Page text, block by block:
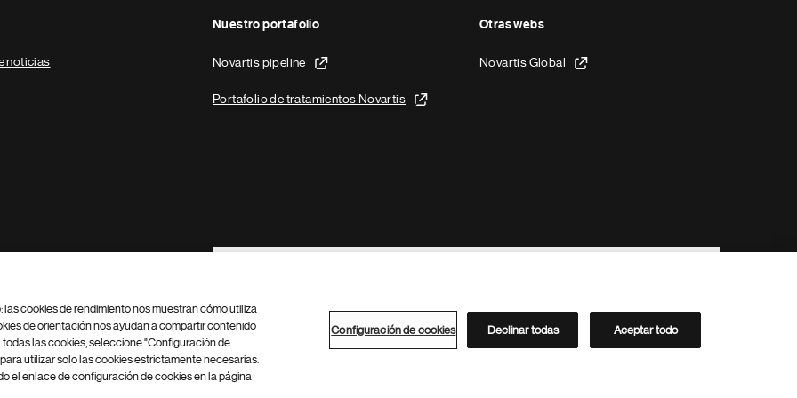
noticias
Nuestro portafolio
Novartis pipeline
Portafolio de tratamientos Novartis
Otras webs
Novartis Global
Footer Site Search
Configuración de cookies Mapa del sitio
Directorio de Novartis
cookies de rendimiento nos muestran cómo utiliza
de orientación nos ayudan a compartir contenido
las cookies, seleccione "Configuración de
utilizar solo las cookies estrictamente necesarias.
el enlace de configuración de cookies en la página
Configuración de cookies Declinar todas Aceptar todo